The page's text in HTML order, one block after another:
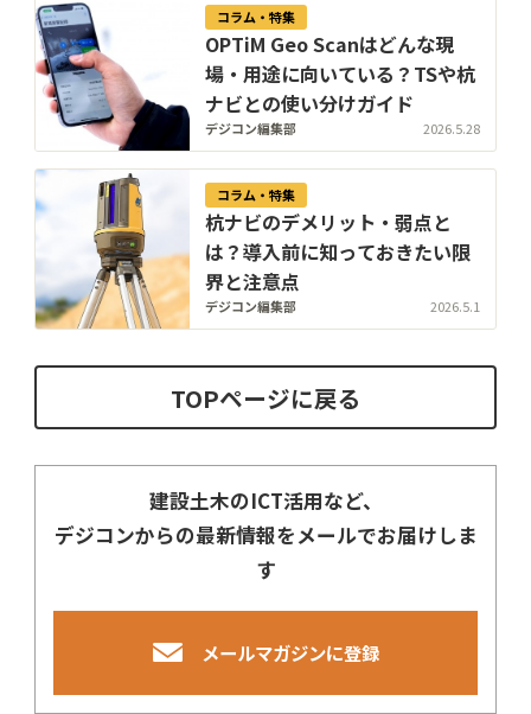
コラム・特集
OPTiM Geo Scanはどんな現
場・用途に向いている？TSや杭
ナビとの使い分けガイド
デジコン編集部 2026.5.28
コラム・特集
杭ナビのデメリット・弱点と
は？導入前に知っておきたい限
界と注意点
デジコン編集部 2026.5.1
TOPページに戻る
建設土木のICT活用など、
デジコンからの最新情報をメールでお届けしま
す
メールマガジンに登録